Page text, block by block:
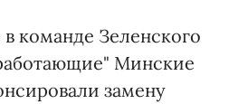
команде Зеленского
Минские
замену